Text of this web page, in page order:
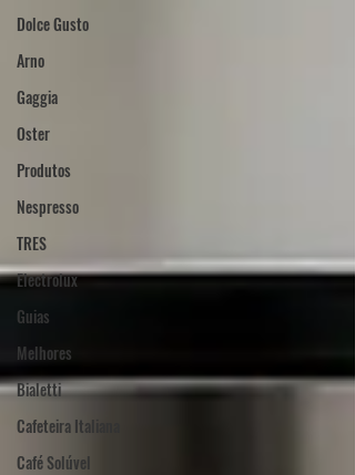
Dolce Gusto
Arno
Gaggia
Oster
Produtos
Nespresso
TRES
Electrolux
Guias
Melhores
Bialetti
Cafeteira Italiana
Café Solúvel